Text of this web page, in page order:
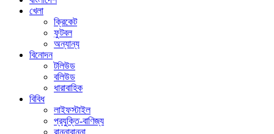
খেলা
ক্রিকেট
ফুটবল
অন্যান্য
বিনোদন
টলিউড
বলিউড
ধারাবাহিক
বিবিধ
লাইফস্টাইল
প্রযুক্তি-বাণিজ্য
রান্নাবান্না